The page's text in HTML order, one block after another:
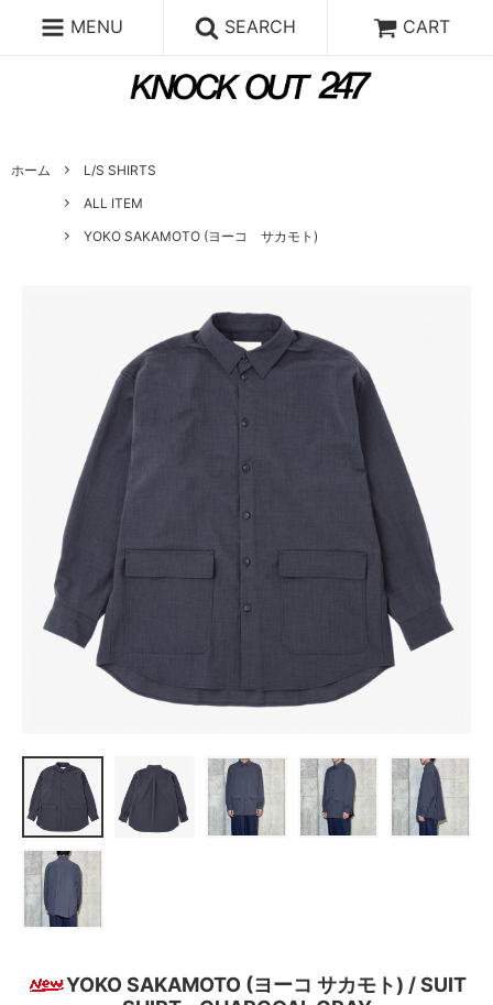
MENU SEARCH CART
ホーム
L/S SHIRTS
ALL ITEM
YOKO SAKAMOTO (ヨーコ サカモト)
YOKO SAKAMOTO (ヨーコ サカモト) / SUIT